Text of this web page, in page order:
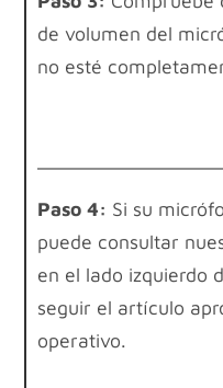
de volumen del
no esté
Paso 4: Si su
puede consultar
en el lado izquierdo
seguir el artículo
operativo.